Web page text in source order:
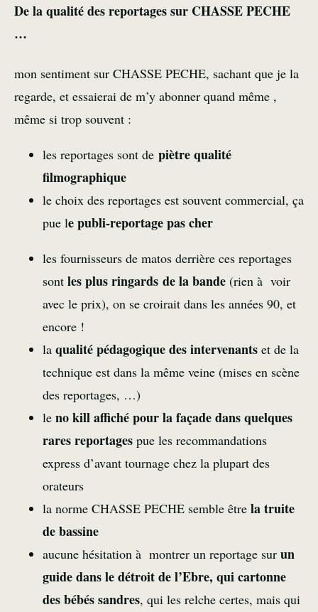
De la qualité des reportages sur CHASSE PECHE
…
mon sentiment sur CHASSE PECHE, sachant que je la
regarde, et essaierai de m’y abonner quand même ,
même si trop souvent :
les reportages sont de piètre qualité
filmographique
le choix des reportages est souvent commercial, ça
pue le publi-reportage pas cher
les fournisseurs de matos derrière ces reportages
sont les plus ringards de la bande (rien à voir
avec le prix), on se croirait dans les années 90, et
encore !
la qualité pédagogique des intervenants et de la
technique est dans la même veine (mises en scène
des reportages, …)
le no kill affiché pour la façade dans quelques
rares reportages pue les recommandations
express d’avant tournage chez la plupart des
orateurs
la norme CHASSE PECHE semble être la truite
de bassine
aucune hésitation à montrer un reportage sur un
guide dans le détroit de l’Ebre, qui cartonne
des bébés sandres, qui les relche certes, mais qui